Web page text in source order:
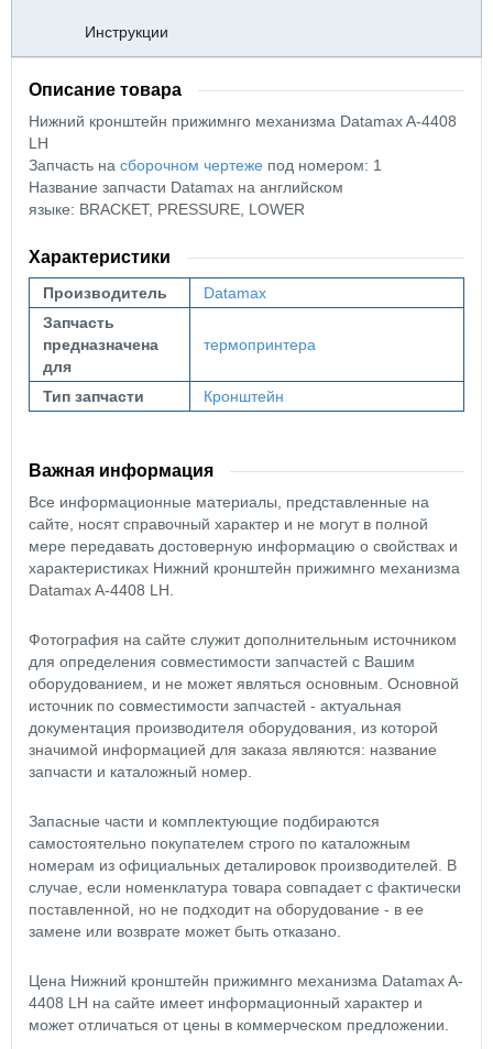
Инструкции
Описание товара
Нижний кронштейн прижимнго механизма Datamax A-4408
LH
Запчасть на сборочном чертеже под номером: 1
Название запчасти Datamax на английском
языке: BRACKET, PRESSURE, LOWER
Характеристики
Производитель
Datamax
Запчасть
предназначена
для
термопринтера
Тип запчасти Кронштейн
Важная информация
Все информационные материалы, представленные на
сайте, носят справочный характер и не могут в полной
мере передавать достоверную информацию о свойствах и
характеристиках Нижний кронштейн прижимнго механизма
Datamax A-4408 LH.
Фотография на сайте служит дополнительным источником
для определения совместимости запчастей с Вашим
оборудованием, и не может являться основным. Основной
источник по совместимости запчастей - актуальная
документация производителя оборудования, из которой
значимой информацией для заказа являются: название
запчасти и каталожный номер.
Запасные части и комплектующие подбираются
самостоятельно покупателем строго по каталожным
номерам из официальных деталировок производителей. В
случае, если номенклатура товара совпадает с фактически
поставленной, но не подходит на оборудование - в ее
замене или возврате может быть отказано.
Цена Нижний кронштейн прижимнго механизма Datamax A-
4408 LH на сайте имеет информационный характер и
может отличаться от цены в коммерческом предложении.